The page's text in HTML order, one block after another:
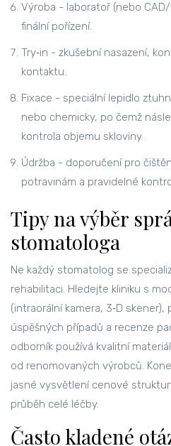
Výroba - laboratoř (nebo
finální pořízení.
Try‑in - zkušební nasazení,
kontaktu.
Fixace - speciální lepidlo
nebo chemicky, po čemž
kontrola objemu skloviny.
Údržba - doporučení pro
potravinám a pravidelné
Tipy na výběr
stomatologa
Ne každý stomatolog se
rehabilitaci. Hledejte kliniku s
(intraorální kamera, 3‑D
úspěšných případů a recenze
odborník používá kvalitní
od renomovaných výrobců.
jasné vysvětlení cenové
průběh celé léčby.
Často kladené